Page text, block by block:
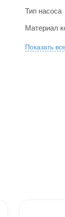
Тип насоса
Материал
Показать все